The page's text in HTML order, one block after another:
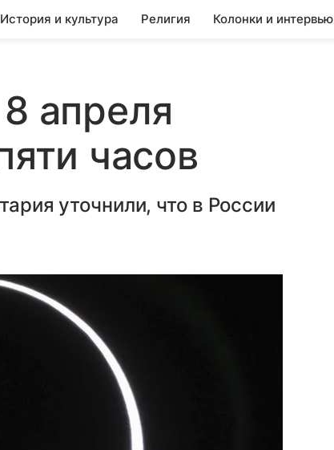
История и культура Религия Колонки и интервью
апреля
часов
уточнили, что в России